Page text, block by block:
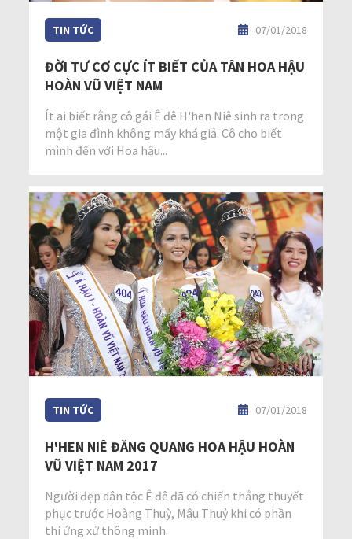
TIN TỨC 07/01/2018
ĐỜI TƯ CƠ CỰC ÍT BIẾT CỦA TÂN HOA HẬU
HOÀN VŨ VIỆT NAM
Ít ai biết rằng cô gái Ê đê H'hen Niê sinh ra trong
một gia đình không mấy khá giả. Cô cho biết
mình đến với Hoa hậu...
TIN TỨC 07/01/2018
H'HEN NIÊ ĐĂNG QUANG HOA HẬU HOÀN
VŨ VIỆT NAM 2017
Người đẹp dân tộc Ê đê đã có chiến thắng thuyết
phục trước Hoàng Thuỳ, Mâu Thuỷ khi có phần
thi ứng xử thông minh.